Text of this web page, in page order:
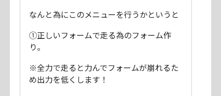
なんと為にこのメニューを行うかというと
①正しいフォームで走る為のフォーム作
り。
※全力で走ると力んでフォームが崩れるた
め出力を低くします！